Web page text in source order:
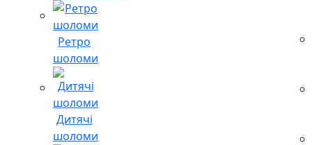
Ретро
шоломи
Дитячі
шоломи